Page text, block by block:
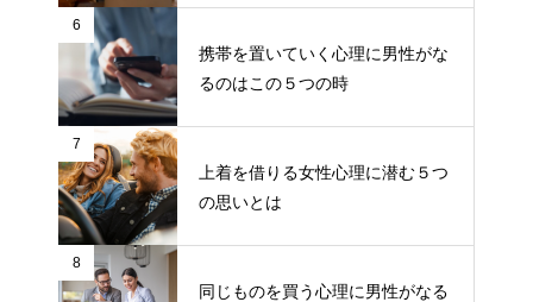
6
携帯を置いていく心理に男性がな
るのはこの５つの時
7
上着を借りる女性心理に潜む５つ
の思いとは
8
同じものを買う心理に男性がなる